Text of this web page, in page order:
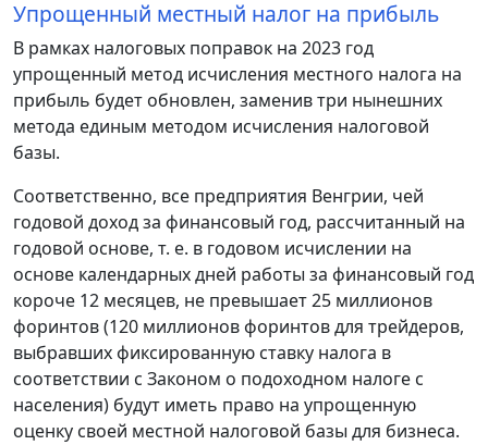
Упрощенный местный налог на прибыль
В рамках налоговых поправок на 2023 год
упрощенный метод исчисления местного налога на
прибыль будет обновлен, заменив три нынешних
метода единым методом исчисления налоговой
базы.
Соответственно, все предприятия Венгрии, чей
годовой доход за финансовый год, рассчитанный на
годовой основе, т. е. в годовом исчислении на
основе календарных дней работы за финансовый год
короче 12 месяцев, не превышает 25 миллионов
форинтов (120 миллионов форинтов для трейдеров,
выбравших фиксированную ставку налога в
соответствии с Законом о подоходном налоге с
населения) будут иметь право на упрощенную
оценку своей местной налоговой базы для бизнеса.